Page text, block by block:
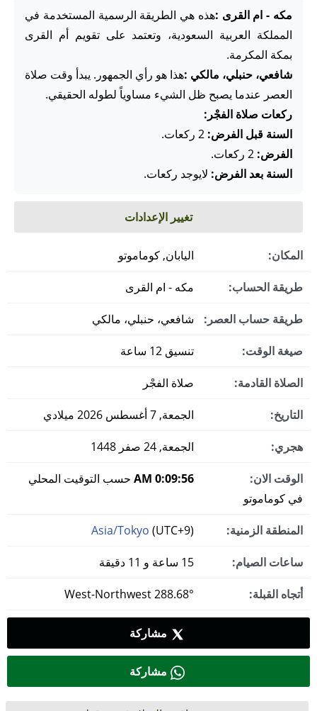
مكه - ام القرى :هذه هي الطريقة الرسمية المستخدمة في
المملكة العربية السعودية، وتعتمد على تقويم أم القرى
بمكة المكرمة.
شافعي، حنبلي، مالكي :هذا هو رأي الجمهور. يبدأ وقت صلاة
العصر عندما يصبح ظل الشيء مساوياً لطوله الحقيقي.
ركعات صلاة الفجْر:
السنة قبل الفرض:
الفرض:
السنة بعد الفرض: لايوجد ركعات.
تغيير الإعدادات
المكان: اليابان, كوماموتو
طريقة الحساب: مكه - ام القرى
طريقة حساب العصر: شافعي، حنبلي، مالكي
صيغة الوقت: تنسيق 12 ساعة
الصلاة القادمة: صلاة الفجْر
التاريخ: الجمعة, 7 أغسطس 2026 ميلادي
هجري: الجمعة, 24 صفر 1448
الوقت الان: 0:09:57 AM
حسب التوقيت المحلي
في كوماموتو
المنطقة الزمنية: Asia/Tokyo (UTC+9)
ساعات الصيام:
أتجاه القبلة:
مشاركة
مشاركة